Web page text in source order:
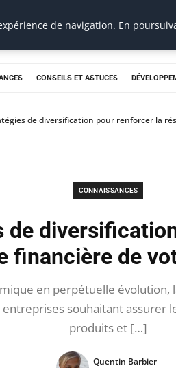
Pro
CONSEILS ET ASTUCES
de diversification pour renforcer la
CONNAISSANCES
de
financière de
en perpétuelle
souhaitant assurer
produits et […]
Quentin Barbier
de navigation. En